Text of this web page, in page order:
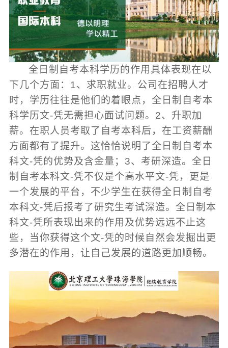
全日制自考本科学历的作用具体表现在以
下几个方面：1、求职就业。公司在招聘人才
时，学历往往是他们的着眼点，全日制自考本
科学历文-凭无需担心面试问题。2、升职加
薪。在职人员考取了自考本科后，在工资薪酬
方面都有了提升。这恰恰说明了全日制自考本
科文-凭的优势及含金量；3、考研深造。全日
制自考本科文-凭不仅是个高水平文-凭，更是
一个发展的平台，不少学生在获得全日制自考
本科文-凭后报考了研究生考试深造。全日制本
科文-凭所表现出来的作用及优势远远不止这
些，当你获得这个文-凭的时候自然会发掘出更
多潜在的作用，让自己发展的道路更加顺畅。